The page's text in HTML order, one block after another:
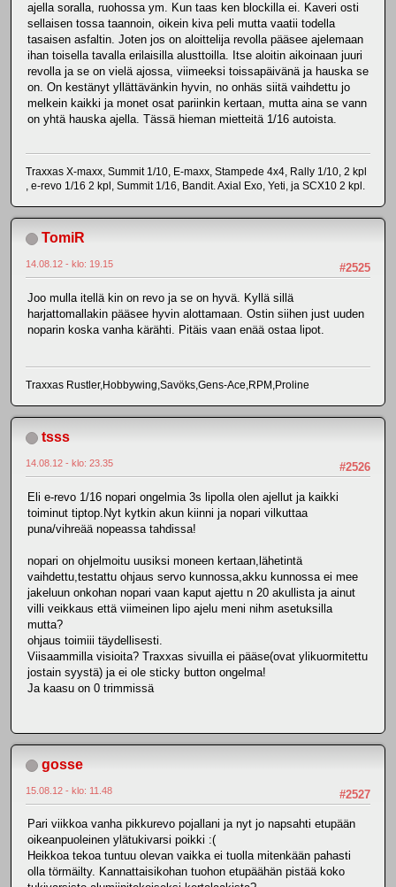
ajella soralla, ruohossa ym. Kun taas ken blockilla ei. Kaveri osti
sellaisen tossa taannoin, oikein kiva peli mutta vaatii todella
tasaisen asfaltin. Joten jos on aloittelija revolla pääsee ajelemaan
ihan toisella tavalla erilaisilla alusttoilla. Itse aloitin aikoinaan juuri
revolla ja se on vielä ajossa, viimeeksi toissapäivänä ja hauska se
on. On kestänyt yllättävänkin hyvin, no onhäs siitä vaihdettu jo
melkein kaikki ja monet osat pariinkin kertaan, mutta aina se vann
on yhtä hauska ajella. Tässä hieman mietteitä 1/16 autoista.
Traxxas X-maxx, Summit 1/10, E-maxx, Stampede 4x4, Rally 1/10, 2 kpl
, e-revo 1/16 2 kpl, Summit 1/16, Bandit. Axial Exo, Yeti, ja SCX10 2 kpl.
TomiR
#2525
14.08.12 - klo: 19.15
Joo mulla itellä kin on revo ja se on hyvä. Kyllä sillä
harjattomallakin pääsee hyvin alottamaan. Ostin siihen just uuden
noparin koska vanha kärähti. Pitäis vaan enää ostaa lipot.
Traxxas Rustler,Hobbywing,Savöks,Gens-Ace,RPM,Proline
tsss
#2526
14.08.12 - klo: 23.35
Eli e-revo 1/16 nopari ongelmia 3s lipolla olen ajellut ja kaikki
toiminut tiptop.Nyt kytkin akun kiinni ja nopari vilkuttaa
puna/vihreää nopeassa tahdissa!
nopari on ohjelmoitu uusiksi moneen kertaan,lähetintä
vaihdettu,testattu ohjaus servo kunnossa,akku kunnossa ei mee
jakeluun onkohan nopari vaan kaput ajettu n 20 akullista ja ainut
villi veikkaus että viimeinen lipo ajelu meni nihm asetuksilla
mutta?
ohjaus toimiii täydellisesti.
Viisaammilla visioita? Traxxas sivuilla ei pääse(ovat ylikuormitettu
jostain syystä) ja ei ole sticky button ongelma!
Ja kaasu on 0 trimmissä
gosse
#2527
15.08.12 - klo: 11.48
Pari viikkoa vanha pikkurevo pojallani ja nyt jo napsahti etupään
oikeanpuoleinen ylätukivarsi poikki :(
Heikkoa tekoa tuntuu olevan vaikka ei tuolla mitenkään pahasti
olla törmäilty. Kannattaisikohan tuohon etupäähän pistää koko